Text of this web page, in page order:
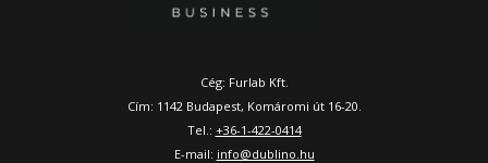
Cég: Furlab Kft.
Cím: 1142 Budapest, Komáromi út 16-20.
Tel.: +36-1-422-0414
E-mail: info@dublino.hu